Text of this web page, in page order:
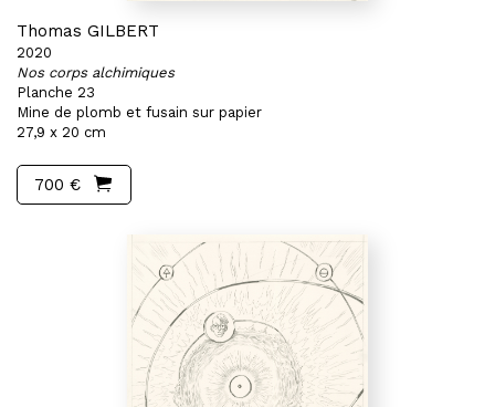
Thomas GILBERT
2020
Nos corps alchimiques
Planche 23
Mine de plomb et fusain sur papier
27,9 x 20 cm
700 €